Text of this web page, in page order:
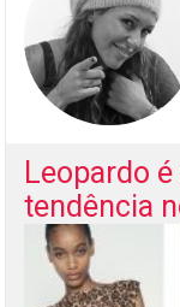
Leopardo
tendência